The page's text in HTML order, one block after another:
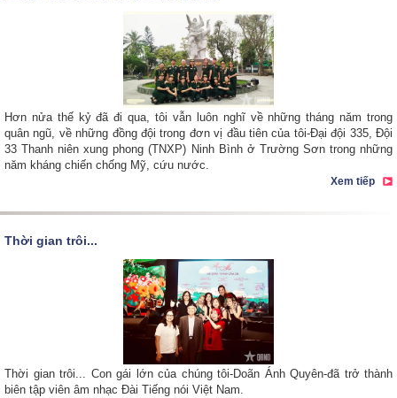
Hơn nửa thế kỷ đã đi qua, tôi vẫn luôn nghĩ về những tháng năm trong
quân ngũ, về những đồng đội trong đơn vị đầu tiên của tôi-Đại đội 335, Đội
33 Thanh niên xung phong (TNXP) Ninh Bình ở Trường Sơn trong những
năm kháng chiến chống Mỹ, cứu nước.
Xem tiếp
Thời gian trôi...
Thời gian trôi... Con gái lớn của chúng tôi-Doãn Ánh Quyên-đã trở thành
biên tập viên âm nhạc Đài Tiếng nói Việt Nam.